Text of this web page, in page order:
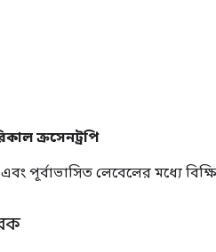
ক্রসেনট্রপি
পূর্বাভাসিত লেবেলের মধ্যে